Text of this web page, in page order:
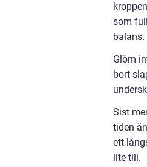
som
balans.
Glöm
bort
Sist
tiden
ett
lite till.